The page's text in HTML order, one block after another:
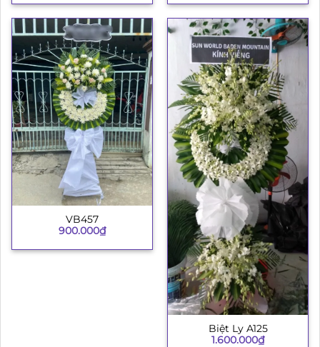
VB457
900.000₫
Biệt Ly A125
1.600.000₫